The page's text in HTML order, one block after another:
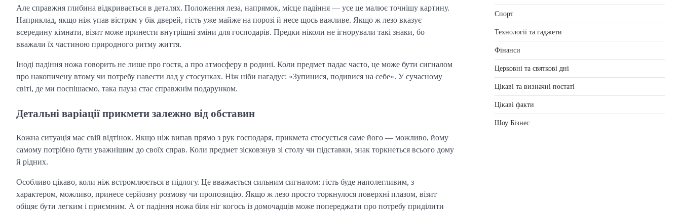
Але справжня глибина відкривається в деталях. Положення леза, напрямок, місце падіння — усе це малює точнішу картину.
Наприклад, якщо ніж упав вістрям у бік дверей, гість уже майже на порозі й несе щось важливе. Якщо ж лезо вказує
всередину кімнати, візит може принести внутрішні зміни для господарів. Предки ніколи не ігнорували такі знаки, бо
вважали їх частиною природного ритму життя.
Іноді падіння ножа говорить не лише про гостя, а про атмосферу в родині. Коли предмет падає часто, це може бути сигналом
про накопичену втому чи потребу навести лад у стосунках. Ніж ніби нагадує: «Зупинися, подивися на себе». У сучасному
світі, де ми поспішаємо, така пауза стає справжнім подарунком.
Детальні варіації прикмети залежно від обставин
Кожна ситуація має свій відтінок. Якщо ніж випав прямо з рук господаря, прикмета стосується саме його — можливо, йому
самому потрібно бути уважнішим до своїх справ. Коли предмет зісковзнув зі столу чи підставки, знак торкнеться всього дому
й рідних.
Особливо цікаво, коли ніж встромлюється в підлогу. Це вважається сильним сигналом: гість буде наполегливим, з
характером, можливо, принесе серйозну розмову чи пропозицію. Якщо ж лезо просто торкнулося поверхні плазом, візит
обіцяє бути легким і приємним. А от падіння ножа біля ніг когось із домочадців може попереджати про потребу приділити
Спорт
Технології та гаджети
Фінанси
Церковні та святкові дні
Цікаві та визначні постаті
Цікаві факти
Шоу Бізнес